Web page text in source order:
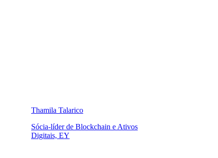
Thamila Talarico
Sócia-líder de Blockchain e Ativos
Digitais, EY